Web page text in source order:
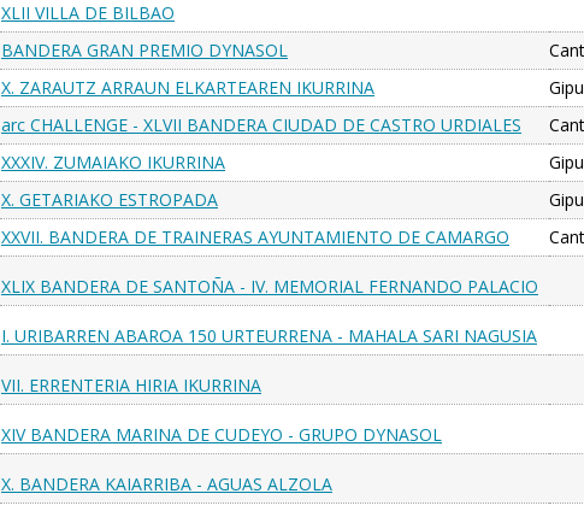
XLII VILLA DE BILBAO
BANDERA GRAN PREMIO DYNASOL
X. ZARAUTZ ARRAUN ELKARTEAREN IKURRINA
arc CHALLENGE - XLVII BANDERA CIUDAD DE CASTRO URDIALES
Homenaje a Agustín Anglada Blanquet
XXXIV. ZUMAIAKO IKURRINA
X. GETARIAKO ESTROPADA
XXVII. BANDERA DE TRAINERAS AYUNTAMIENTO DE CAMARGO
XLIX BANDERA DE SANTOÑA - IV. MEMORIAL FERNANDO PALACIO
I. URIBARREN ABAROA 150 URTEURRENA - MAHALA SARI NAGUSIA
VII. ERRENTERIA HIRIA IKURRINA
XIV BANDERA MARINA DE CUDEYO - GRUPO DYNASOL
X. BANDERA KAIARRIBA - AGUAS ALZOLA